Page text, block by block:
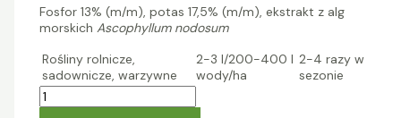
Fosfor 13% (m/m), potas 17,5% (m/m), ekstrakt z alg
morskich Ascophyllum nodosum
Rośliny rolnicze,
sadownicze, warzywne
2-3 l/200-400 l
wody/ha
2-4 razy w
sezonie